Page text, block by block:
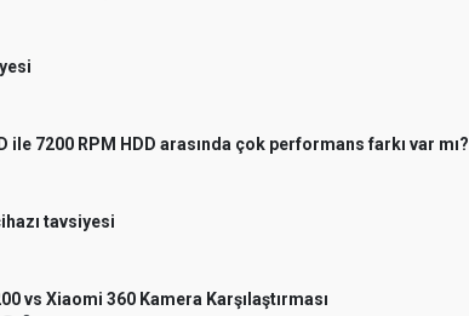
ile 7200 RPM HDD arasında çok performans farkı var mı?
tavsiyesi
vs Xiaomi 360 Kamera Karşılaştırması